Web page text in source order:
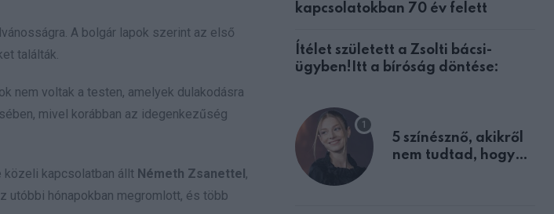
A bolgár lapok szerint az első
találták.
nem voltak a testen, amelyek dulakodásra
mivel korábban az idegenkezűség
közeli kapcsolatban állt Németh Zsanettel ,
utóbbi hónapokban megromlott, és több
kapcsolatokban 70 év felett
Ítélet született a Zsolti bácsi-
ügyben!Itt a bíróság döntése:
5 színésznő, akikről
nem tudtad, hogy